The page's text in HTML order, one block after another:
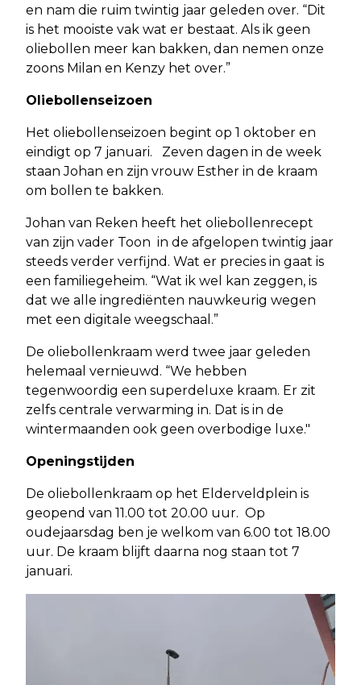
en nam die ruim twintig jaar geleden over. “Dit
is het mooiste vak wat er bestaat. Als ik geen
oliebollen meer kan bakken, dan nemen onze
zoons Milan en Kenzy het over.”
Oliebollenseizoen
Het oliebollenseizoen begint op 1 oktober en
eindigt op 7 januari. Zeven dagen in de week
staan Johan en zijn vrouw Esther in de kraam
om bollen te bakken.
Johan van Reken heeft het oliebollenrecept
van zijn vader Toon in de afgelopen twintig jaar
steeds verder verfijnd. Wat er precies in gaat is
een familiegeheim. “Wat ik wel kan zeggen, is
dat we alle ingrediënten nauwkeurig wegen
met een digitale weegschaal.”
De oliebollenkraam werd twee jaar geleden
helemaal vernieuwd. “We hebben
tegenwoordig een superdeluxe kraam. Er zit
zelfs centrale verwarming in. Dat is in de
wintermaanden ook geen overbodige luxe."
Openingstijden
De oliebollenkraam op het Elderveldplein is
geopend van 11.00 tot 20.00 uur. Op
oudejaarsdag ben je welkom van 6.00 tot 18.00
uur. De kraam blijft daarna nog staan tot 7
januari.